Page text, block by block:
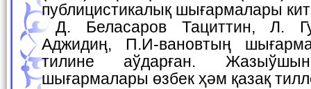
публицистикалық шығармалары
Д. Беласаров Тациттин, Л. Гумилевтың, Мурад
Аджидиң, П.И-вановтың
тилине аўдарған.
шығармалары өзбек ҳәм қазақ